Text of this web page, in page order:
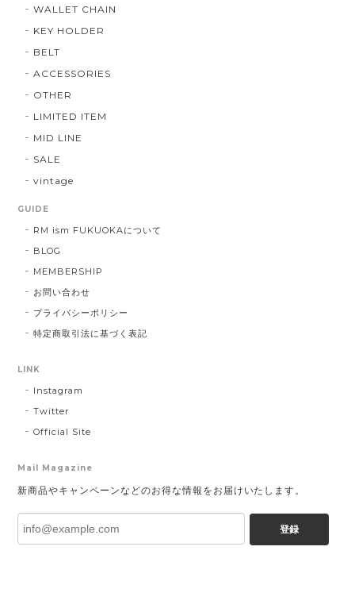
WALLET CHAIN
KEY HOLDER
BELT
ACCESSORIES
OTHER
LIMITED ITEM
MID LINE
SALE
vintage
GUIDE
RM ism FUKUOKAについて
BLOG
MEMBERSHIP
お問い合わせ
プライバシーポリシー
特定商取引法に基づく表記
LINK
Instagram
Twitter
Official Site
Mail Magazine
新商品やキャンペーンなどのお得な情報をお届けいたします。
登録